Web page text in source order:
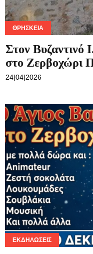
ΘΡΗΣΚΕΊΑ
Στον Βυζαντινό
στο Ζερβοχώρι
24|04|2026
ΕΚΔΗΛΏΣΕΙΣ